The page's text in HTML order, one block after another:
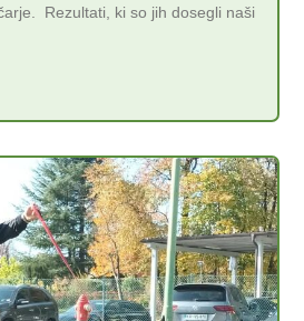
Rezultati, ki so jih dosegli naši